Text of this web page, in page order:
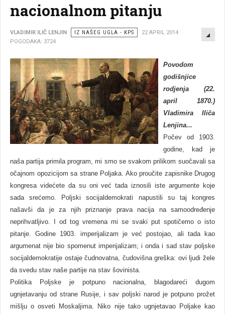
nacionalnom pitanju
VLADIMIR ILIČ LENJIN IZ NAŠEG UGLA - KPS
22 APRIL 2014
POGODAKA: 3724
Povodom
godišnjice
rodjenja (22.
april 1870.)
Vladimira Iliča
Lenjina...
Počev od 1903.
godine, kad je
naša partija primila program, mi smo se svakom prilikom suočavali sa
očajnom opozicijom sa strane Poljaka. Ako proučite zapisnike Drugog
kongresa videćete da su oni već tada iznosili iste argumente koje
sada srećemo. Poljski socijaldemokrati napustili su taj kongres
našavši da je za njih priznanje prava nacija na samoodređenje
neprihvatljivo. I od tog vremena mi se svaki put spotičemo o isto
pitanje. Godine 1903. imperijalizam je već postojao, ali tada kao
argumenat nije bio spomenut imperijalizam; i onda i sad stav poljske
socijaldemokratije ostaje čudnovatna, čudovišna greška: ovi ljudi žele
da svedu stav naše partije na stav šovinista.
Politika Poljske je potpuno nacionalna, blagodareći dugom
ugnjetavanju od strane Rusije, i sav poljski narod je potpuno prožet
mišlju o osveti Moskaljima. Niko nije tako ugnjetavao Poljake kao